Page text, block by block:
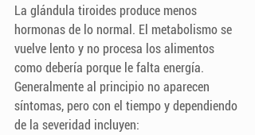
La glándula tiroides produce menos
hormonas de lo normal. El metabolismo se
vuelve lento y no procesa los alimentos
como debería porque le falta energía.
Generalmente al principio no aparecen
síntomas, pero con el tiempo y dependiendo
de la severidad incluyen: